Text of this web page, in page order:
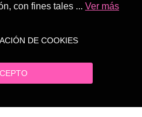
con fines tales ... Ver más
DE COOKIES